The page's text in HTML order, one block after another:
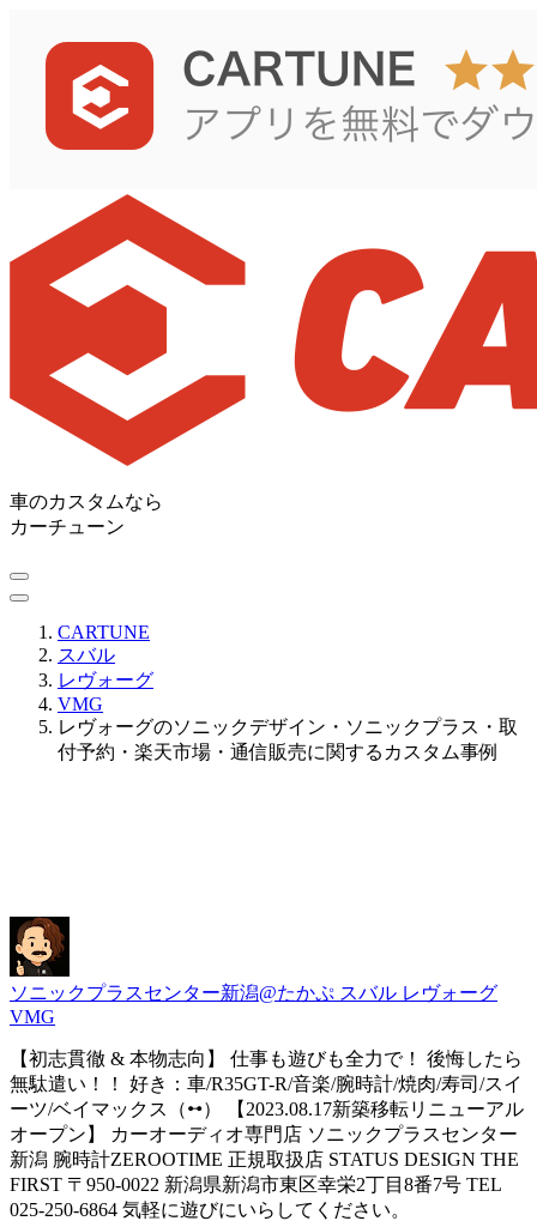
車のカスタムなら
カーチューン
CARTUNE
スバル
レヴォーグ
VMG
レヴォーグのソニックデザイン・ソニックプラス・取
付予約・楽天市場・通信販売に関するカスタム事例
ソニックプラスセンター新潟@たかぷ スバル レヴォーグ
VMG
【初志貫徹 & 本物志向】 仕事も遊びも全力で！ 後悔したら
無駄遣い！！ 好き：車/R35GT-R/音楽/腕時計/焼肉/寿司/スイ
ーツ/ベイマックス（ꕹ） 【2023.08.17新築移転リニューアル
オープン】 カーオーディオ専門店 ソニックプラスセンター
新潟 腕時計ZEROOTIME 正規取扱店 STATUS DESIGN THE
FIRST 〒950-0022 新潟県新潟市東区幸栄2丁目8番7号 TEL
025-250-6864 気軽に遊びにいらしてください。